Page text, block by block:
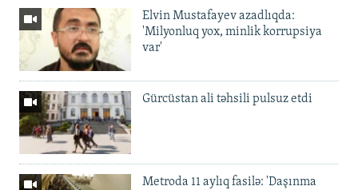
Elvin Mustafayev azadlıqda:
'Milyonluq yox, minlik korrupsiya
var'
Gürcüstan ali təhsili pulsuz etdi
Metroda 11 aylıq fasilə: 'Daşınma